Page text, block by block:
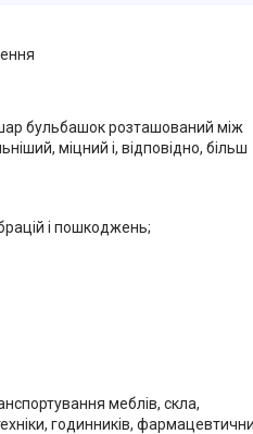
бульбашок розташований між
міцний і, відповідно, більш
і пошкоджень;
меблів, скла,
годинників,